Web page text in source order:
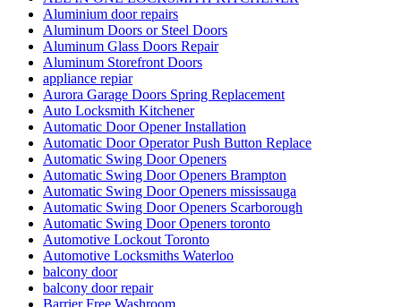
Aluminium door repairs
Aluminum Doors or Steel Doors
Aluminum Glass Doors Repair
Aluminum Storefront Doors
appliance repiar
Aurora Garage Doors Spring Replacement
Auto Locksmith Kitchener
Automatic Door Opener Installation
Automatic Door Operator Push Button Replace
Automatic Swing Door Openers
Automatic Swing Door Openers Brampton
Automatic Swing Door Openers mississauga
Automatic Swing Door Openers Scarborough
Automatic Swing Door Openers toronto
Automotive Lockout Toronto
Automotive Locksmiths Waterloo
balcony door
balcony door repair
Barrier Free Washroom